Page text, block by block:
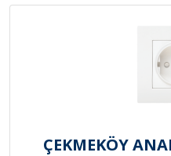
ÇEKMEKÖY